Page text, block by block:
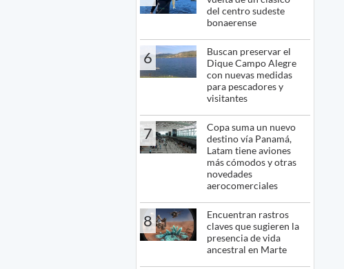
del centro sudeste
bonaerense
6
Buscan preservar el
Dique Campo Alegre
con nuevas medidas
para pescadores y
visitantes
7
Copa suma un nuevo
destino vía Panamá,
Latam tiene aviones
más cómodos y otras
novedades
aerocomerciales
8
Encuentran rastros
claves que sugieren la
presencia de vida
ancestral en Marte